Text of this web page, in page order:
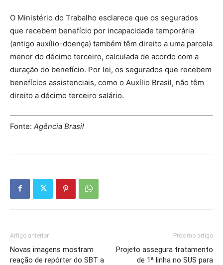
O Ministério do Trabalho esclarece que os segurados
que recebem benefício por incapacidade temporária
(antigo auxílio-doença) também têm direito a uma parcela
menor do décimo terceiro, calculada de acordo com a
duração do benefício. Por lei, os segurados que recebem
benefícios assistenciais, como o Auxílio Brasil, não têm
direito a décimo terceiro salário.
Fonte: Agência Brasil
Artigo anterior
Novas imagens mostram
reação de repórter do SBT a
Próximo artigo
Projeto assegura tratamento
de 1ª linha no SUS para